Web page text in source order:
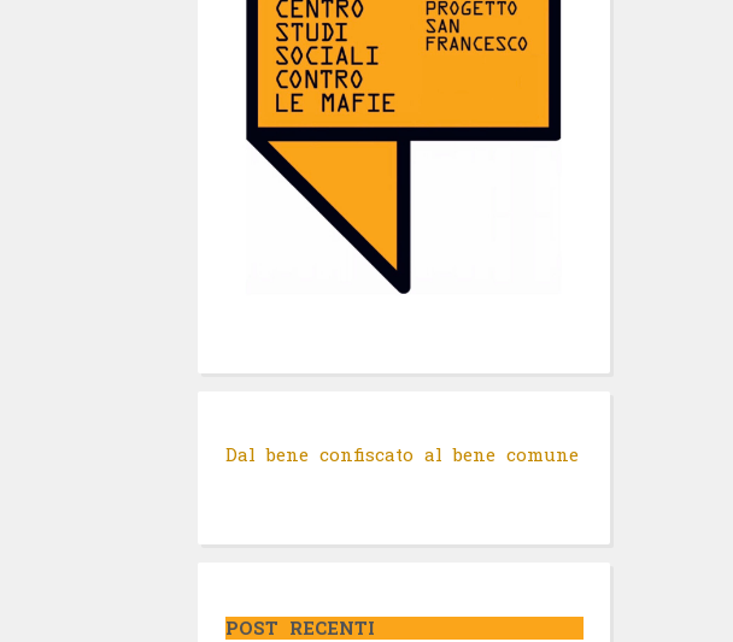
Dal bene confiscato al bene comune
POST RECENTI